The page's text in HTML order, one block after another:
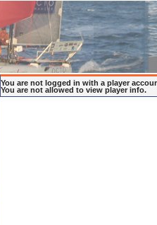
You are not logged in with a player
You are not allowed to view player info.